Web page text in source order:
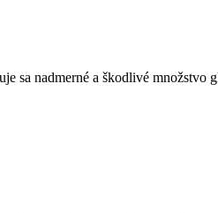
nadmerné a škodlivé množstvo